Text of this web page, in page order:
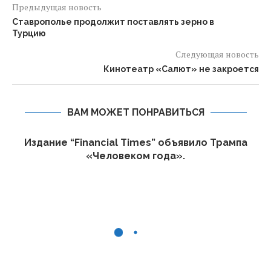
Предыдущая новость
Ставрополье продолжит поставлять зерно в
Турцию
Следующая новость
Кинотеатр «Салют» не закроется
ВАМ МОЖЕТ ПОНРАВИТЬСЯ
Издание “Financial Times” объявило Трампа
«Человеком года».